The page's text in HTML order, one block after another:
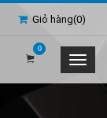
Giỏ hàng(0)
0